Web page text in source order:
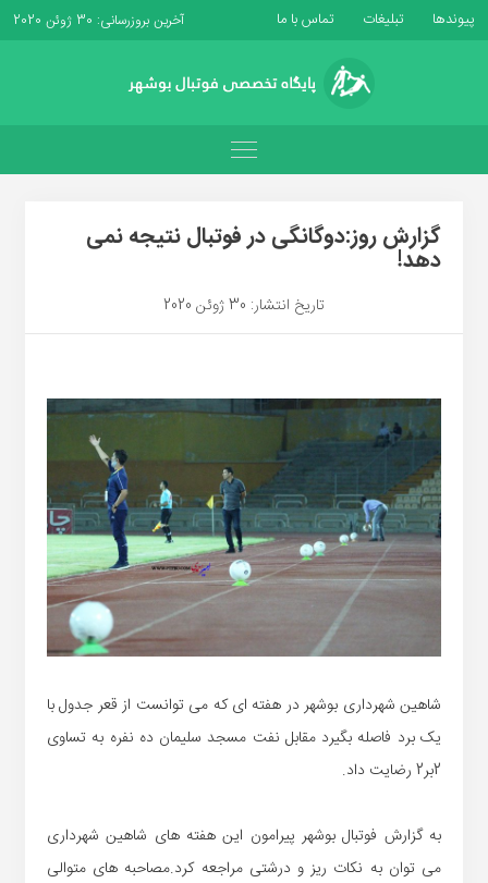
پیوندها تبلیغات تماس با ما آخرین بروزرسانی: 30 ژوئن 2020
گزارش روز:دوگانگی در فوتبال نتیجه نمی
دهد!
تاریخ انتشار: 30 ژوئن 2020
شاهین شهرداری بوشهر در هفته ای که می توانست از قعر جدول با
یک برد فاصله بگیرد مقابل نفت مسجد سلیمان ده نفره به تساوی
2بر2 رضایت داد.
به گزارش فوتبال بوشهر پیرامون این هفته های شاهین شهرداری
می توان به نکات ریز و درشتی مراجعه کرد.مصاحبه های متوالی